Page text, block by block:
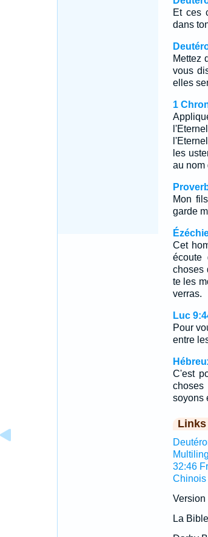
Et ces
dans
Mettez
vous
elles
1
les
au nom
Mon
garde
Cet
écoute
choses
te les
verras.
Luc
Pour
entre
C'est
soyons
Links
32:46
Chinois
Version
La